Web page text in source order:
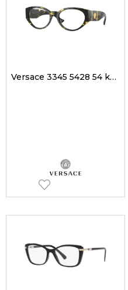
Versace 3345 5428 54 kadın Optik Gözlükler